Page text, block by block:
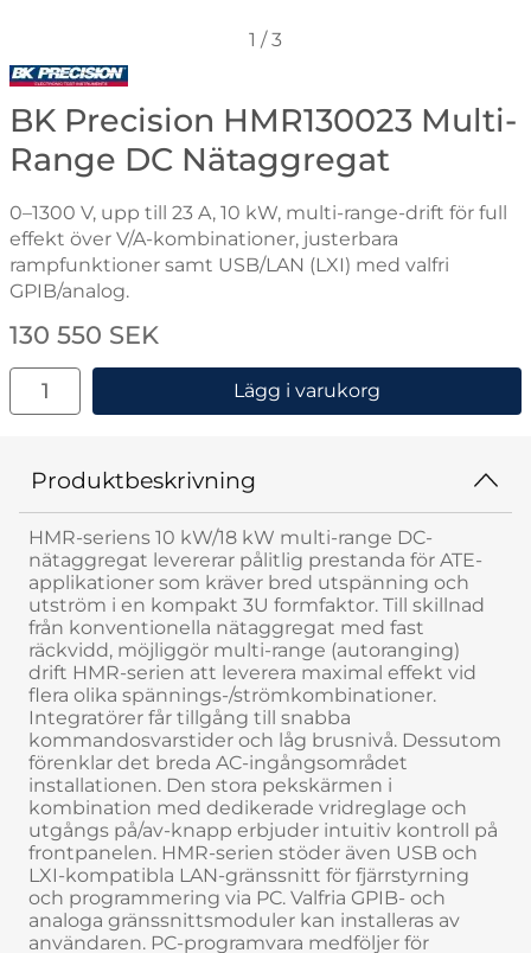
1 /3
Gå till varumärkessidan för BK Precision
BK Precision HMR130023 Multi-
Range DC Nätaggregat
0–1300 V, upp till 23 A, 10 kW, multi-range-drift för full
effekt över V/A-kombinationer, justerbara
rampfunktioner samt USB/LAN (LXI) med valfri
GPIB/analog.
Handla denna produkt BK Precision HMR130023
pris
130 550 SEK
antal
Lägg i varukorg
Produktbeskrivning
HMR-seriens 10 kW/18 kW multi-range DC-
nätaggregat levererar pålitlig prestanda för ATE-
applikationer som kräver bred utspänning och
utström i en kompakt 3U formfaktor. Till skillnad
från konventionella nätaggregat med fast
räckvidd, möjliggör multi-range (autoranging)
drift HMR-serien att leverera maximal effekt vid
flera olika spännings-/strömkombinationer.
Integratörer får tillgång till snabba
kommandosvarstider och låg brusnivå. Dessutom
förenklar det breda AC-ingångsområdet
installationen. Den stora pekskärmen i
kombination med dedikerade vridreglage och
utgångs på/av-knapp erbjuder intuitiv kontroll på
frontpanelen. HMR-serien stöder även USB och
LXI-kompatibla LAN-gränssnitt för fjärrstyrning
och programmering via PC. Valfria GPIB- och
analoga gränssnittsmoduler kan installeras av
användaren. PC-programvara medföljer för